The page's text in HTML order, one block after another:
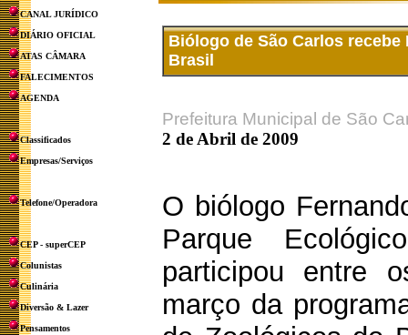
CANAL JURÍDICO
DIÁRIO OFICIAL
ATAS CÂMARA
FALECIMENTOS
AGENDA
Classificados
Empresas/Serviços
Telefone/Operadora
CEP - superCEP
Colunistas
Culinária
Diversão & Lazer
Pensamentos
Biólogo de São Carlos
Brasil
Prefeitura Municipal de São
2 de Abril de 2009
O biólogo
Parque
participou entre
março da